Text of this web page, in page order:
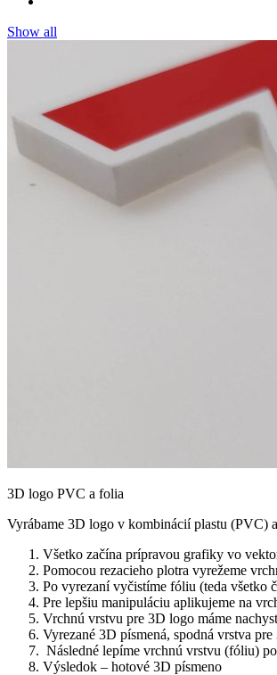
Show all
3D logo PVC a folia
Vyrábame 3D logo v kombinácií plastu (PVC)
Všetko začína prípravou grafiky vo
Pomocou rezacieho plotra vyrežeme
Po vyrezaní vyčistíme fóliu (teda všetko
Pre lepšiu manipuláciu aplikujeme na
Vrchnú vrstvu pre 3D logo máme
Vyrezané 3D písmená, spodná vrstva
Následné lepíme vrchnú vrstvu (fóliu)
Výsledok – hotové 3D písmeno